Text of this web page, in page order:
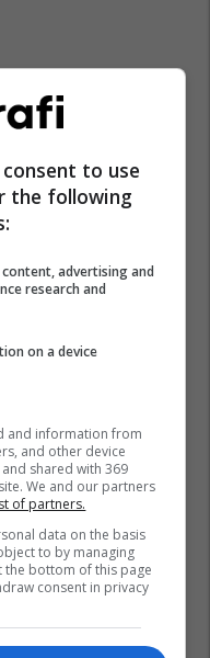
to use
the following
advertising and
research and
on a device
and information from
and other device
shared with 369
We and our partners
of partners.
data on the basis
to by managing
the bottom of this page
consent in privacy